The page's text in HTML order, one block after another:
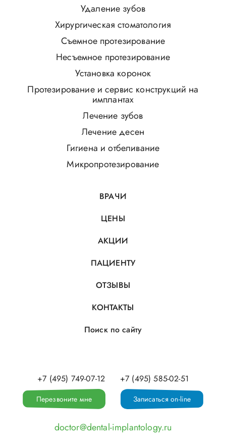
Удаление зубов
Хирургическая стоматология
Съемное протезирование
Несъемное протезирование
Установка коронок
Протезирование и сервис конструкций на
имплантах
Лечение зубов
Лечение десен
Гигиена и отбеливание
Микропротезирование
ВРАЧИ
ЦЕНЫ
АКЦИИ
ПАЦИЕНТУ
ОТЗЫВЫ
КОНТАКТЫ
Поиск по сайту
+7 (495) 749-07-12 +7 (495) 585-02-51
Перезвоните мне Записаться on-line
doctor@dental-implantology.ru